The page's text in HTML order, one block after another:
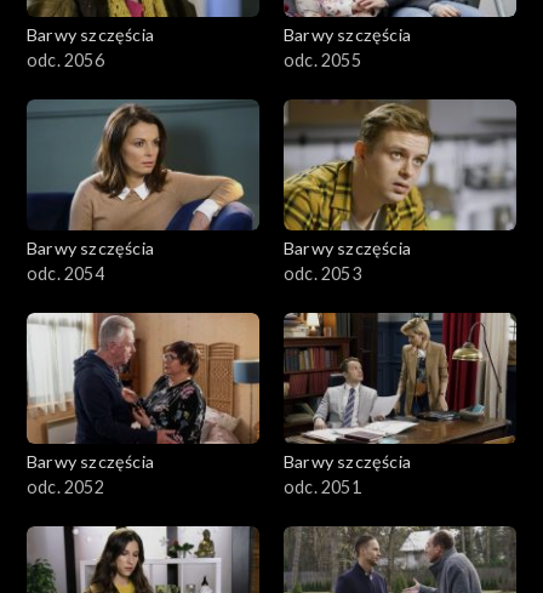
Barwy szczęścia
odc. 2056
Barwy szczęścia
odc. 2055
Barwy szczęścia
odc. 2054
Barwy szczęścia
odc. 2053
Barwy szczęścia
odc. 2052
Barwy szczęścia
odc. 2051